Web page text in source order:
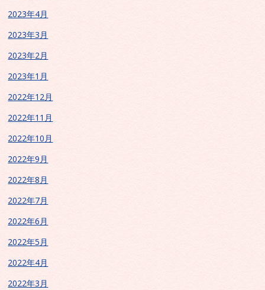
2023年4月
2023年3月
2023年2月
2023年1月
2022年12月
2022年11月
2022年10月
2022年9月
2022年8月
2022年7月
2022年6月
2022年5月
2022年4月
2022年3月